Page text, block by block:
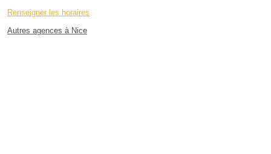
Renseigner les horaires
Autres agences à Nice